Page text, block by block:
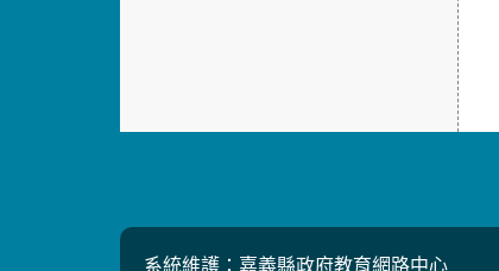
系統維護：嘉義縣政府教育網路中心